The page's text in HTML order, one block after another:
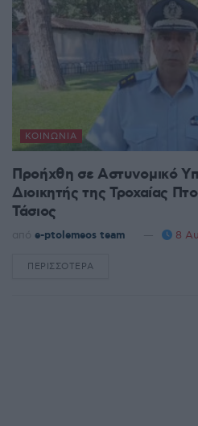
ΚΟΙΝΩΝΊΑ
Προήχθη σε Αστυνομικό
Διοικητής της Τροχαίας
Τάσιος
από e-ptolemeos team 8
ΠΕΡΙΣΣΌΤΕΡΑ